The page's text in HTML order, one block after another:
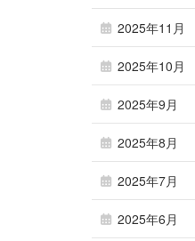
2025年11月
2025年10月
2025年9月
2025年8月
2025年7月
2025年6月